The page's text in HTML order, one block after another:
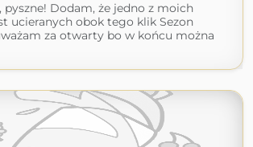
pyszne! Dodam, że jedno z moich
ucieranych obok tego klik Sezon
za otwarty bo w końcu można